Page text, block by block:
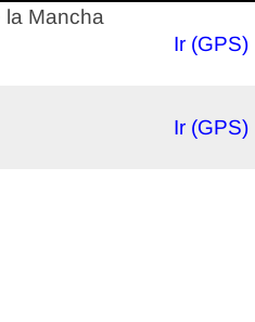
la Mancha
Ir (GPS)
Ir (GPS)